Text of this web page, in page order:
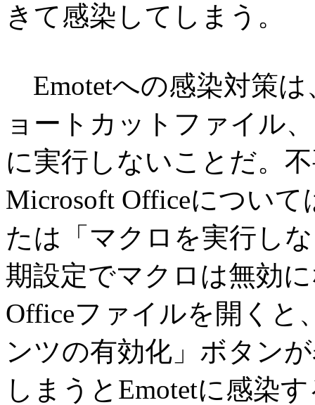
きて感染してしまう。
Emotetへの感染対策
ョートカットファイル
に実行しないことだ。
Microsoft Officeについ
たは「マクロを実行し
期設定でマクロは無効
Officeファイルを開くと
ンツの有効化」ボタン
しまうとEmotetに感染